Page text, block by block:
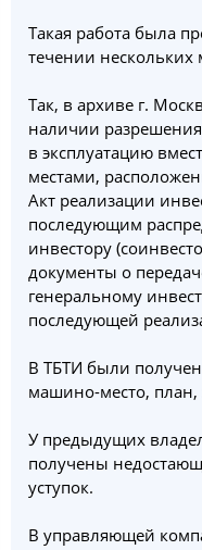
Такая работа была
течении нескольких
Так, в архиве г.
наличии разрешения
в эксплуатацию
местами,
Акт реализации
последующим
инвестору
документы о
генеральному
последующей
В ТБТИ были
машино-место, план,
У предыдущих
получены
уступок.
В управляющей